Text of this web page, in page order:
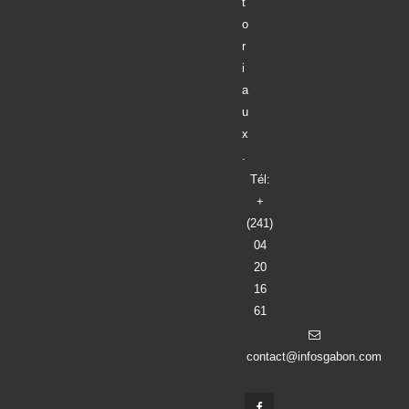
r
i
a
u
x
.
(241)
04
20
16
61
contact@infosgabon.com